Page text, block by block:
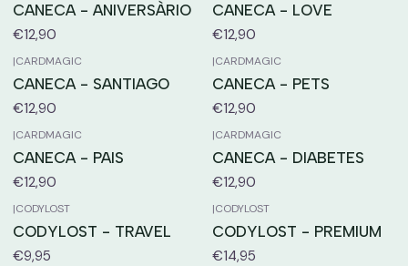
CANECA - ANIVERSÀRIO
€12,90
CANECA - LOVE
€12,90
|CARDMAGIC
CANECA - SANTIAGO
€12,90
|CARDMAGIC
CANECA - PETS
€12,90
|CARDMAGIC
CANECA - PAIS
€12,90
|CARDMAGIC
CANECA - DIABETES
€12,90
|CODYLOST
CODYLOST - TRAVEL
€9,95
|CODYLOST
CODYLOST - PREMIUM
€14,95